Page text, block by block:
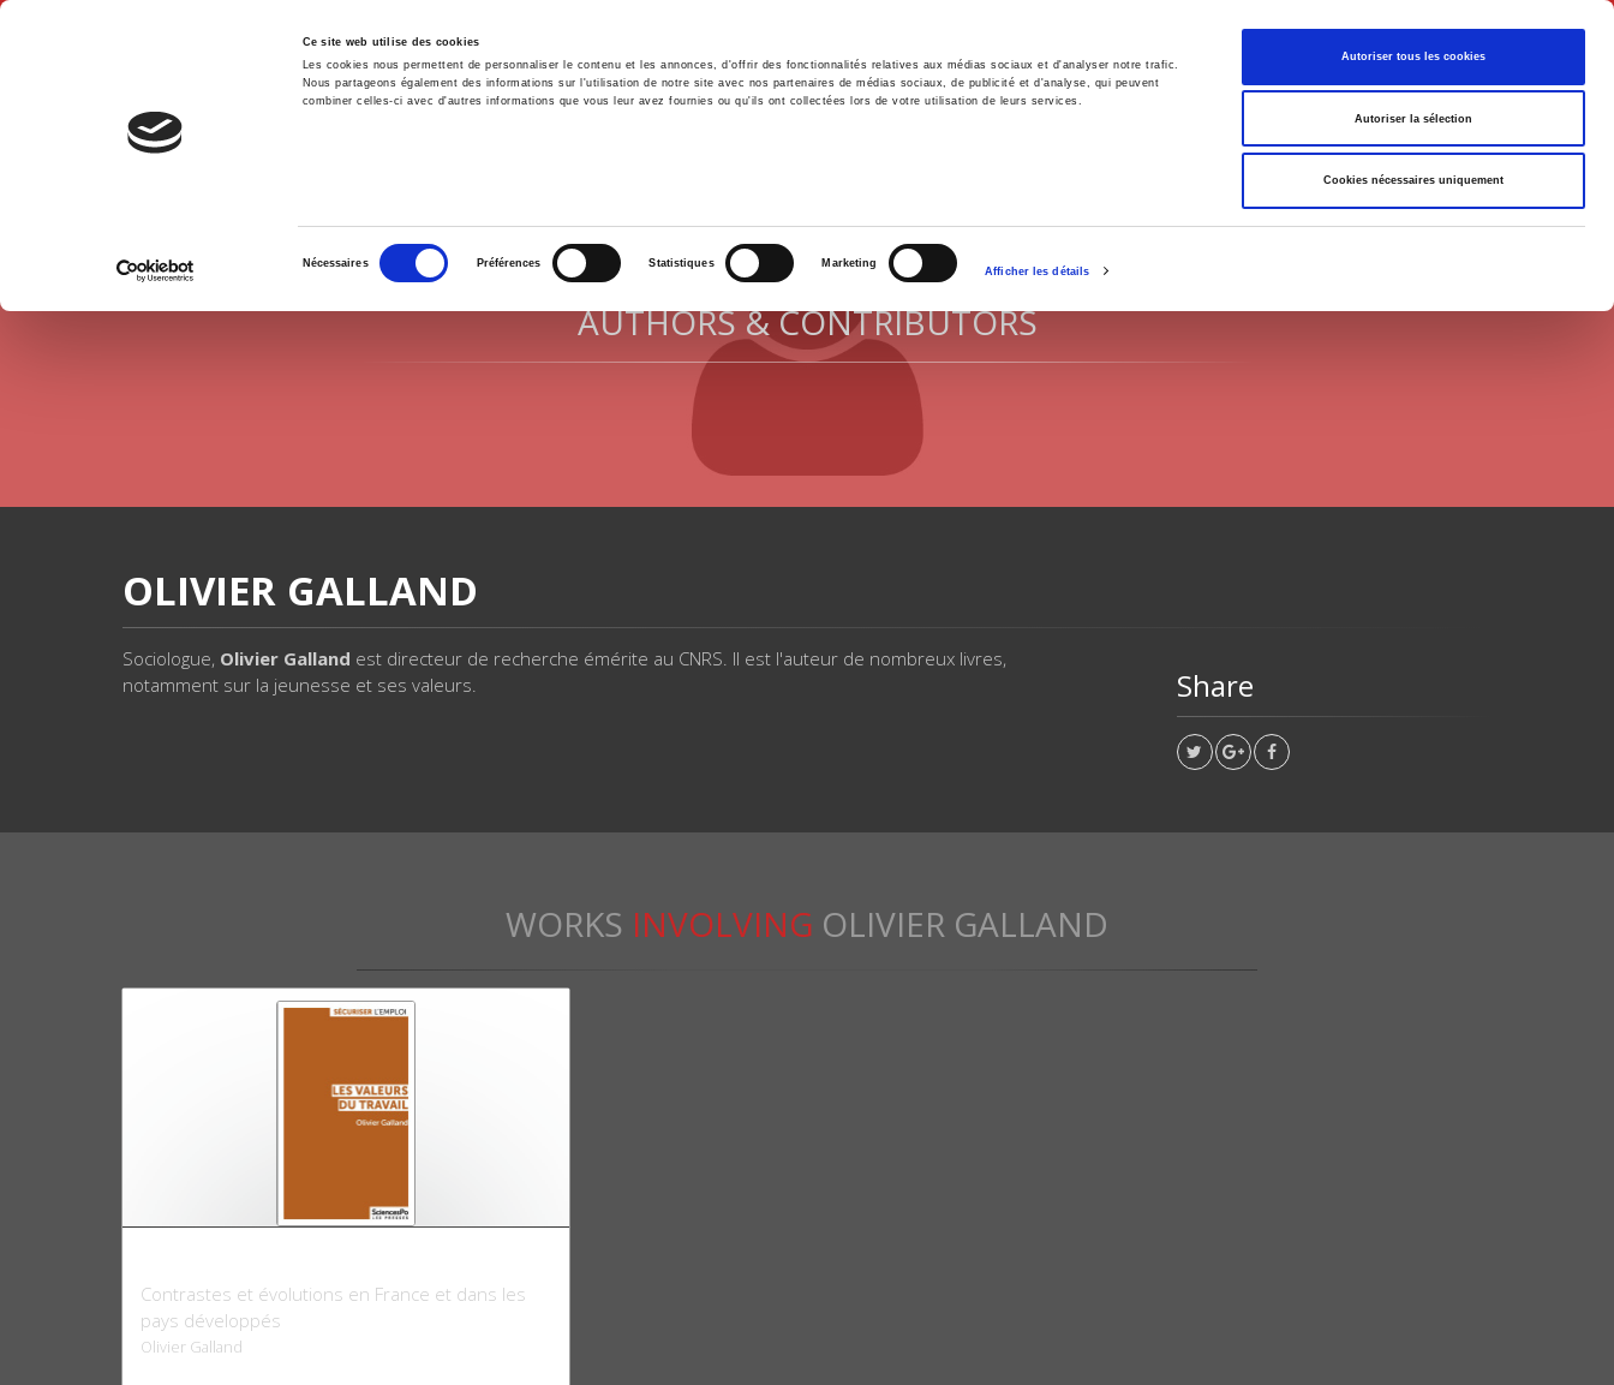
Ce site web utilise des cookies
Les cookies nous permettent de personnaliser le contenu et les annonces, d'offrir des fonctionnalités relatives aux médias sociaux et d'analyser notre trafic.
Nous partageons également des informations sur l'utilisation de notre site avec nos partenaires de médias sociaux, de publicité et d'analyse, qui peuvent
combiner celles-ci avec d'autres informations que vous leur avez fournies ou qu'ils ont collectées lors de votre utilisation de leurs services.
consentement
Nécessaires Préférences Statistiques Marketing
Afficher les détails
Autoriser tous les cookies
Autoriser la sélection
Cookies nécessaires uniquement
English
Home Environment History International Politics
AUTHORS & CONTRIBUTORS
OLIVIER GALLAND
Sociologue, Olivier Galland est directeur de recherche émérite au CNRS. Il est l'auteur de nombreux livres,
notamment sur la jeunesse et ses valeurs.
Share
WORKS INVOLVING OLIVIER GALLAND
Contrastes et évolutions en France et dans les
pays développés
Olivier Galland